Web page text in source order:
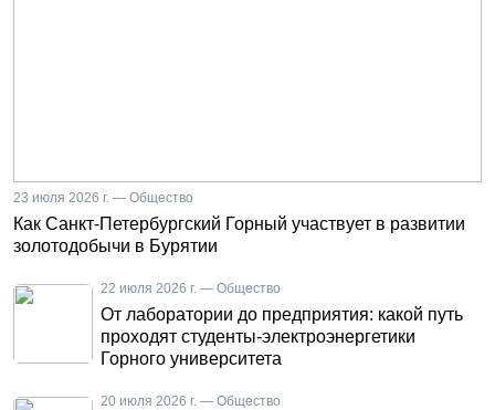
23 июля 2026 г. — Общество
Как Санкт-Петербургский Горный участвует в развитии
золотодобычи в Бурятии
22 июля 2026 г. — Общество
От лаборатории до предприятия: какой путь
проходят студенты-электроэнергетики
Горного университета
20 июля 2026 г. — Общество